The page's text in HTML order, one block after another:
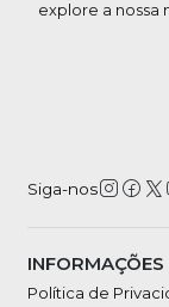
explore a nossa
Siga-nos
INFORMAÇÕES
Política de